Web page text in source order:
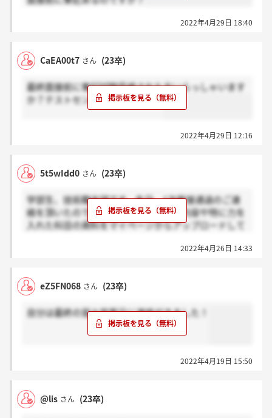
2022年4月29日 18:40
CaEA00t7 さん (23卒)
最終面接前に筆記試験受検された方いらっしゃいます
か？テストセンターでしょうか？
2022年4月29日 12:16
5t5wIdd0 さん (23卒)
学部生、技術職志望です。先日、1次面接通過のご連
絡を頂いたのですが、その際に、研究内容や特に力を
入れた科目の資料をマイページからアップロードして
さんアップロードされてますか？早期で進まれている
2022年4月26日 14:33
eZ5FN068 さん (23卒)
自分は最終の翌々営業日に連絡がきました！
2022年4月19日 15:50
@lis さん (23卒)